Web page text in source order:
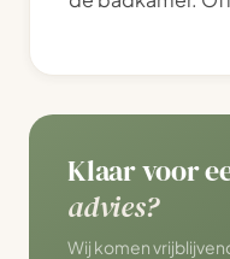
Klaar voor
advies?
Wij komen